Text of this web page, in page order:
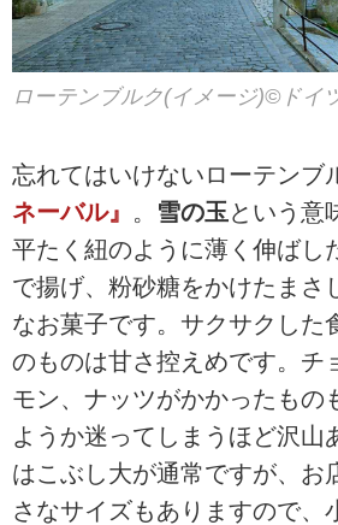
ローテンブルク(イメージ)©ドイ
忘れてはいけないローテンブ
ネーバル』 。 雪の玉 という意
平たく紐のように薄く伸ばし
で揚げ、粉砂糖をかけたまさ
なお菓子です。サクサクした
のものは甘さ控えめです。チ
モン、ナッツがかかったもの
ようか迷ってしまうほど沢山
はこぶし大が通常ですが、お
さなサイズもありますので、